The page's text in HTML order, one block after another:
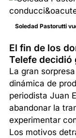
Soledad Pastorutti
El fin de los
Telefe decidió
La gran
dinámica de
periodista Juan
abandonar la
experimentar
Los motivos